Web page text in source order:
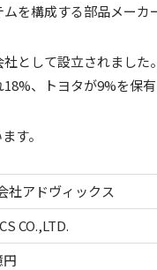
を構成する部品メーカ
として設立されました
、トヨタが9%を保
す。
社アドヴィックス
CO.,LTD.
円